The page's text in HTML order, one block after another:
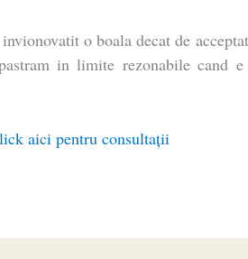
o boala decat de
in limite rezonabile cand
aici pentru consultaţii